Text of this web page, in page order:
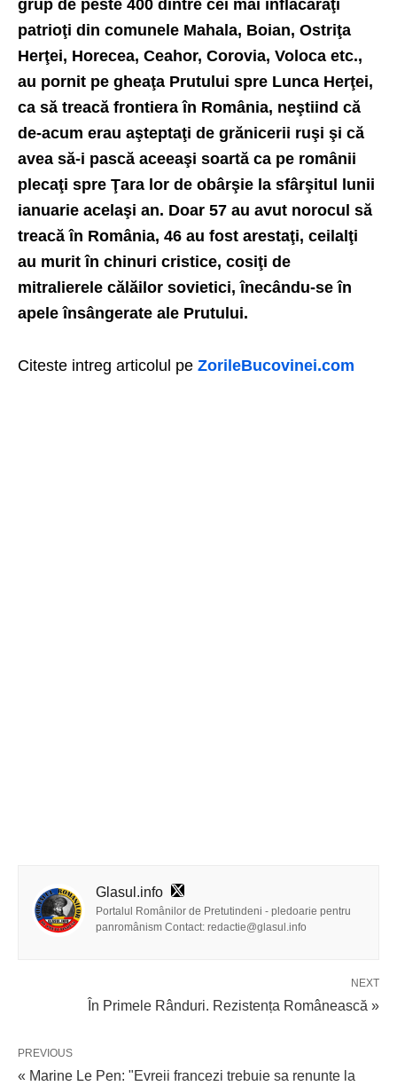
grup de peste 400 dintre cei mai înflăcăraţi
patrioţi din comunele Mahala, Boian, Ostriţa
Herţei, Horecea, Ceahor, Corovia, Voloca etc.,
au pornit pe gheaţa Prutului spre Lunca Herţei,
ca să treacă frontiera în România, neştiind că
de-acum erau aşteptaţi de grănicerii ruşi şi că
avea să-i pască aceeaşi soartă ca pe românii
plecaţi spre Ţara lor de obârşie la sfârşitul lunii
ianuarie acelaşi an. Doar 57 au avut norocul să
treacă în România, 46 au fost arestaţi, ceilalţi
au murit în chinuri cristice, cosiţi de
mitralierele călăilor sovietici, înecându-se în
apele însângerate ale Prutului.
Citeste intreg articolul pe ZorileBucovinei.com
Glasul.info
Portalul Românilor de Pretutindeni - pledoarie pentru
panromânism Contact: redactie@glasul.info
NEXT
În Primele Rânduri. Rezistența Românească »
PREVIOUS
« Marine Le Pen: "Evreii francezi trebuie sa renunte la